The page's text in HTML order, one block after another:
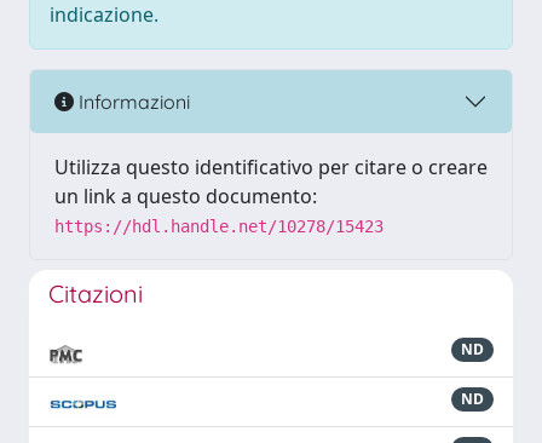
indicazione.
Informazioni
Utilizza questo identificativo per citare o creare
un link a questo documento:
https://hdl.handle.net/10278/15423
Citazioni
ND
ND